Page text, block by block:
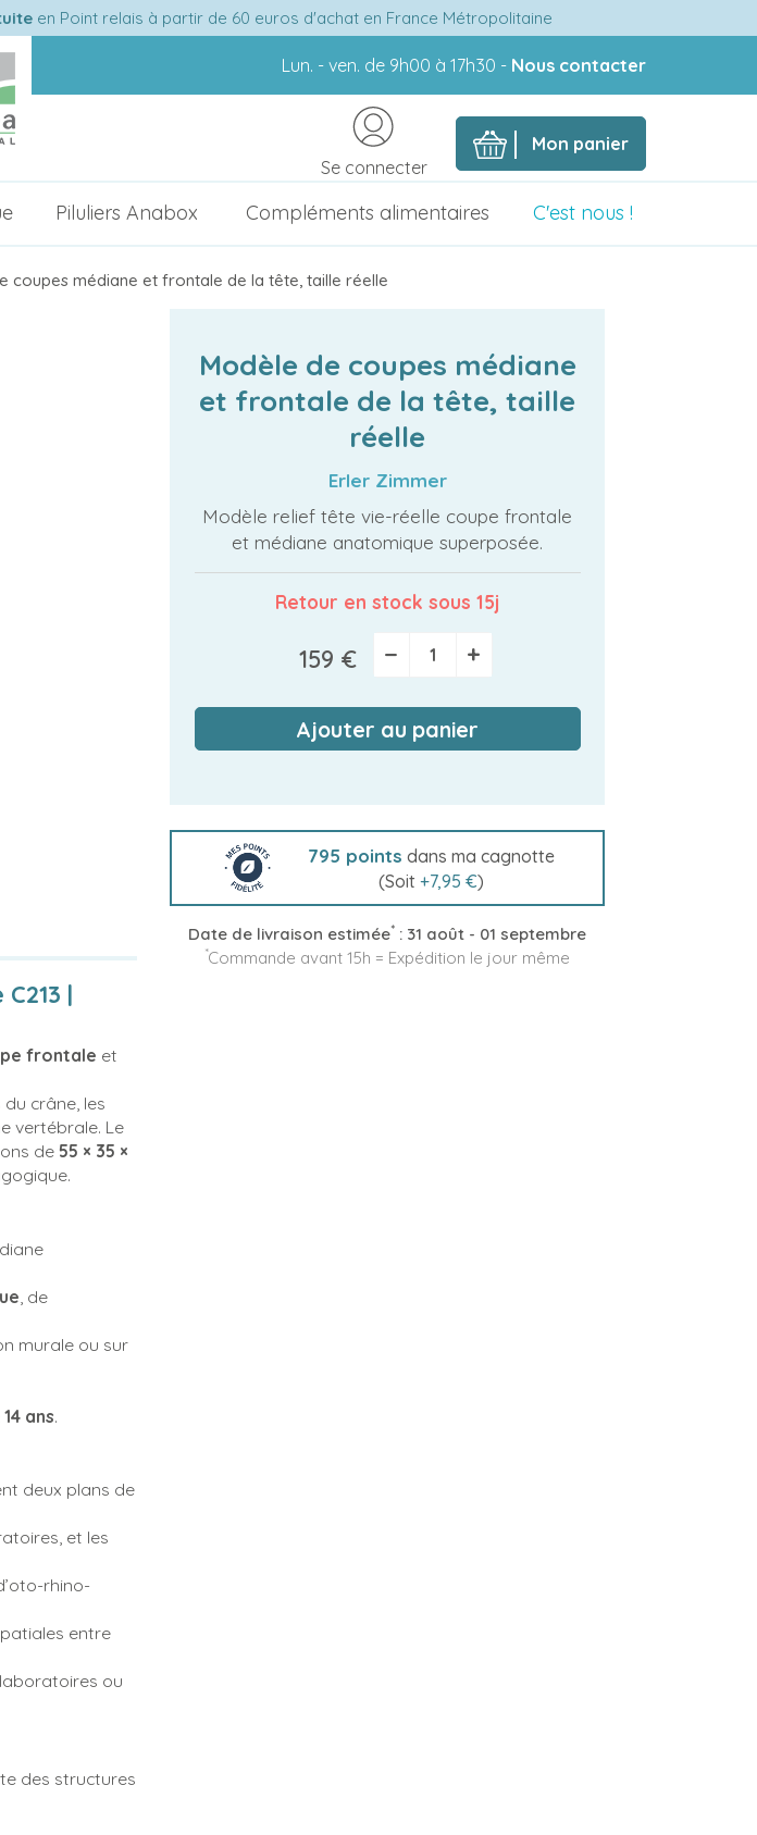
en Point relais à partir de 60 euros d'achat en France Métropolitaine
Lun. - ven. de 9h00 à 17h30 - Nous contacter
Mon panier
Se connecter
Piluliers Anabox Compléments alimentaires C'est nous !
coupes médiane et frontale de la tête, taille réelle
Modèle de coupes médiane
et frontale de la tête, taille
réelle
Erler Zimmer
Modèle relief tête vie-réelle coupe frontale
et médiane anatomique superposée.
Retour en stock sous 15j
159 € − +
Ajouter au panier
795 points dans ma cagnotte
(Soit +7,95 €)
Date de livraison estimée* : 31 août - 01 septembre
*Commande avant 15h = Expédition le jour même
|
frontale et
crâne, les
vertébrale. Le
de 55 × 35 ×
, de
murale ou sur
ans.
deux plans de
et les
rhino-
entre
ou
des structures